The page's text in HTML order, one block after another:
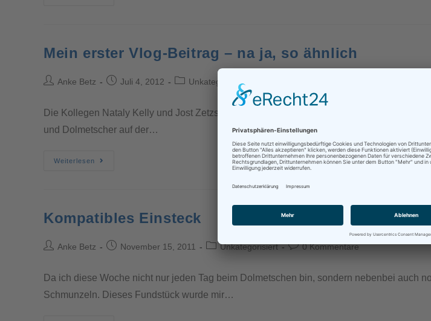
Mein erster Vlog-Beitrag – na ja, so ähnlich
Anke Betz Juli 4, 2012 Unkategorisiert
Die Kollegen Nataly Kelly und Jost Zetzsche, die das sehr tolle Buch Found in
und Dolmetscher auf der…
Weiterlesen
Kompatibles Einsteck
Anke Betz November 15, 2011 Unkategorisiert 0 Kommentare
Da ich diese Woche nicht nur jeden Tag beim Dolmetschen bin, sondern nebenbei auch
Schmunzeln. Dieses Fundstück wurde mir…